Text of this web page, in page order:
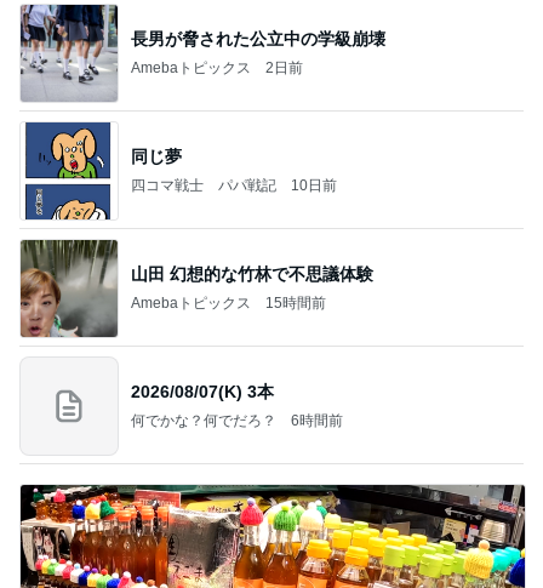
長男が脅された公立中の学級崩壊
Amebaトピックス 2日前
同じ夢
四コマ戦士 パパ戦記 10日前
山田 幻想的な竹林で不思議体験
Amebaトピックス 15時間前
2026/08/07(K) 3本
何でかな？何でだろ？ 6時間前